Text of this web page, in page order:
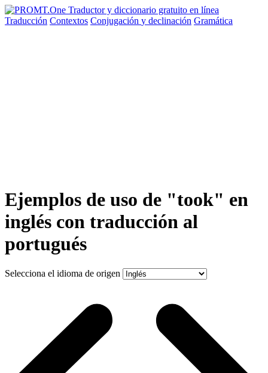
Traducción Contextos Conjugación y declinación Gramática
Ejemplos de uso de "took" en
inglés con traducción al
portugués
Selecciona el idioma de origen